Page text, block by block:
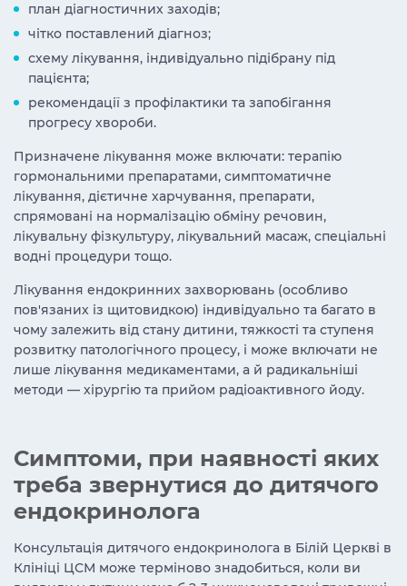
план діагностичних заходів;
чітко поставлений діагноз;
схему лікування, індивідуально підібрану під
пацієнта;
рекомендації з профілактики та запобігання
прогресу хвороби.
Призначене лікування може включати: терапію
гормональними препаратами, симптоматичне
лікування, дієтичне харчування, препарати,
спрямовані на нормалізацію обміну речовин,
лікувальну фізкультуру, лікувальний масаж, спеціальні
водні процедури тощо.
Лікування ендокринних захворювань (особливо
пов'язаних із щитовидкою) індивідуально та багато в
чому залежить від стану дитини, тяжкості та ступеня
розвитку патологічного процесу, і може включати не
лише лікування медикаментами, а й радикальніші
методи — хірургію та прийом радіоактивного йоду.
Симптоми, при наявності яких
треба звернутися до дитячого
ендокринолога
Консультація дитячого ендокринолога в Білій Церкві в
Клініці ЦСМ може терміново знадобиться, коли ви